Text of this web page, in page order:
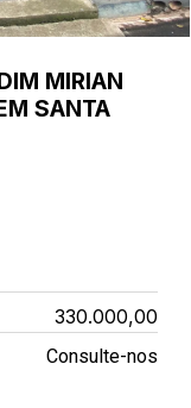
MIRIAN
SANTA
330.000,00
Consulte-nos